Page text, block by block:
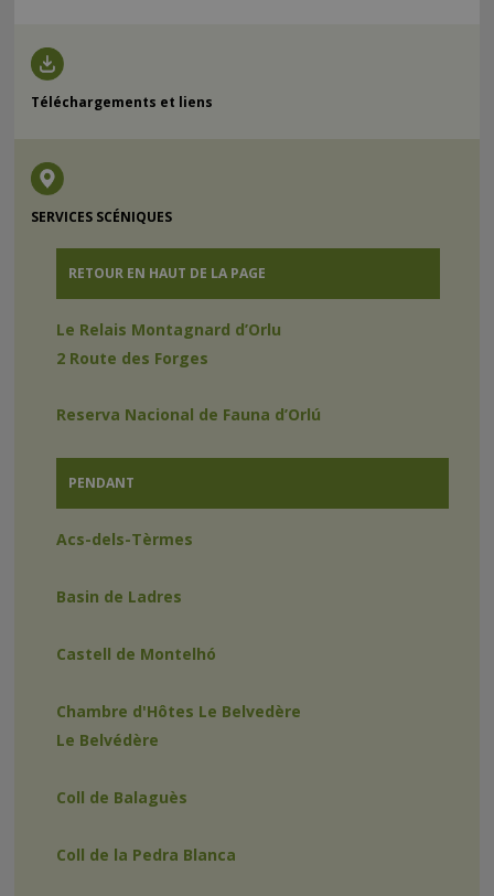
Téléchargements et liens
SERVICES SCÉNIQUES
RETOUR EN HAUT DE LA PAGE
Le Relais Montagnard d’Orlu
2 Route des Forges
Reserva Nacional de Fauna d’Orlú
PENDANT
Acs-dels-Tèrmes
Basin de Ladres
Castell de Montelhó
Chambre d'Hôtes Le Belvedère
Le Belvédère
Coll de Balaguès
Coll de la Pedra Blanca